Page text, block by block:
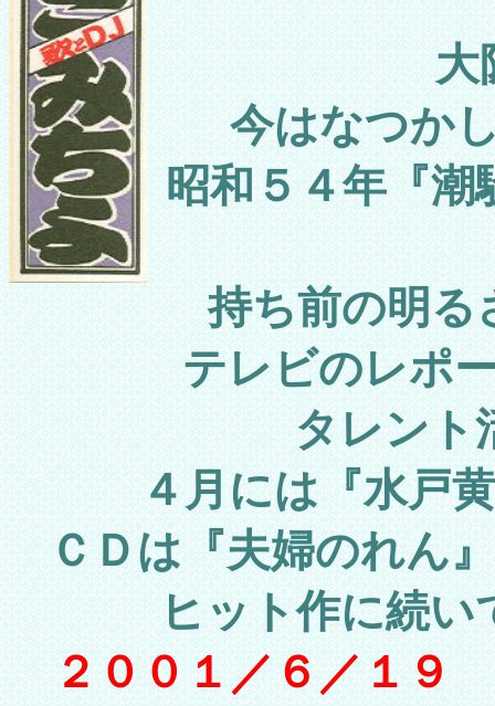
大
今はなつか
昭和５４年『潮
持ち前の明る
テレビのレポ
タレント
４月には『水戸
ＣＤは『夫婦のれん
ヒット作に続い
２００１／６／１９